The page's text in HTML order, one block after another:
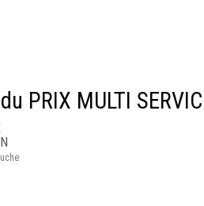
PRIX MULTI